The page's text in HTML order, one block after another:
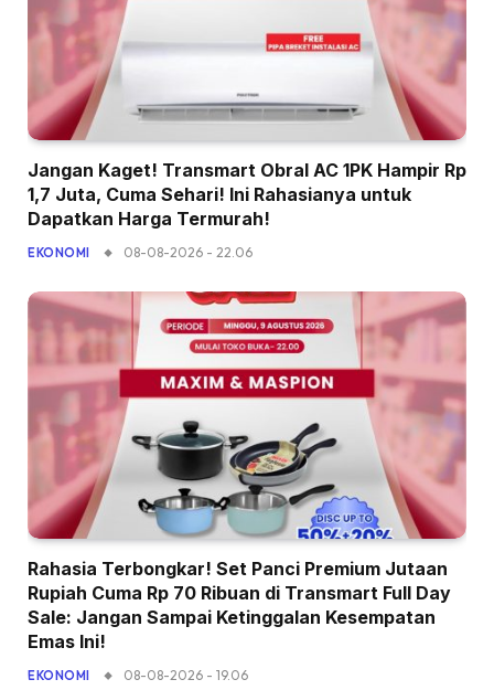
Jangan Kaget! Transmart Obral AC 1PK Hampir Rp
1,7 Juta, Cuma Sehari! Ini Rahasianya untuk
Dapatkan Harga Termurah!
EKONOMI 08-08-2026 - 22.06
Rahasia Terbongkar! Set Panci Premium Jutaan
Rupiah Cuma Rp 70 Ribuan di Transmart Full Day
Sale: Jangan Sampai Ketinggalan Kesempatan
Emas Ini!
EKONOMI 08-08-2026 - 19.06